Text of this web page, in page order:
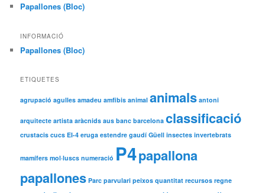
Papallones (Bloc)
INFORMACIÓ
Papallones (Bloc)
ETIQUETES
agrupació agulles amadeu amfibis animal animals antoni
arquitecte artista aràcnids aus banc barcelona classificació
crustacis cucs EI-4 eruga estendre gaudí Güell insectes invertebrats
mamífers mol·luscs numeració P4papallona
papallones Parc parvulari peixos quantitat recursos regne